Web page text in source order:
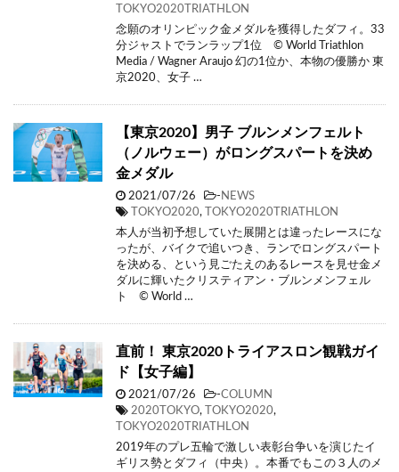
TOKYO2020TRIATHLON
念願のオリンピック金メダルを獲得したダフィ。33
分ジャストでランラップ1位 © World Triathlon
Media / Wagner Araujo 幻の1位か、本物の優勝か 東
京2020、女子 …
【東京2020】男子 ブルンメンフェルト
（ノルウェー）がロングスパートを決め
金メダル
2021/07/26 - NEWS
TOKYO2020,
TOKYO2020TRIATHLON
本人が当初予想していた展開とは違ったレースにな
ったが、バイクで追いつき、ランでロングスパート
を決める、という見ごたえのあるレースを見せ金メ
ダルに輝いたクリスティアン・ブルンメンフェル
ト © World …
直前！ 東京2020トライアスロン観戦ガイ
ド【女子編】
2021/07/26 -COLUMN
2020TOKYO, TOKYO2020,
TOKYO2020TRIATHLON
2019年のプレ五輪で激しい表彰台争いを演じたイ
ギリス勢とダフィ（中央）。本番でもこの３人のメ